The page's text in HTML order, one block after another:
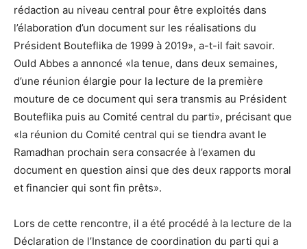
rédaction au niveau central pour être exploités dans
l’élaboration d’un document sur les réalisations du
Président Bouteflika de 1999 à 2019», a-t-il fait savoir.
Ould Abbes a annoncé «la tenue, dans deux semaines,
d’une réunion élargie pour la lecture de la première
mouture de ce document qui sera transmis au Président
Bouteflika puis au Comité central du parti», précisant que
«la réunion du Comité central qui se tiendra avant le
Ramadhan prochain sera consacrée à l’examen du
document en question ainsi que des deux rapports moral
et financier qui sont fin prêts».
Lors de cette rencontre, il a été procédé à la lecture de la
Déclaration de l’Instance de coordination du parti qui a